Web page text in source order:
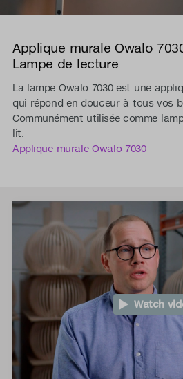
Applique murale Owalo
Lampe de lecture
La lampe Owalo 7030 est une
qui répond en douceur à tous vos
Communément utilisée comme
lit.
Applique murale Owalo 7030
Watch